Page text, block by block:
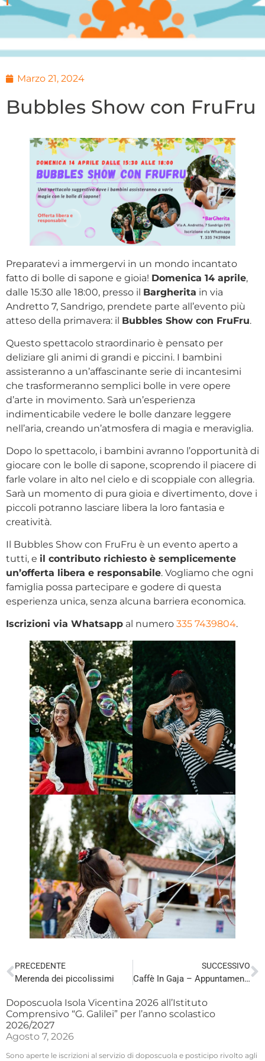
Marzo 21, 2024
Bubbles Show con FruFru
Preparatevi a immergervi in un mondo incantato
fatto di bolle di sapone e gioia! Domenica 14 aprile,
dalle 15:30 alle 18:00, presso il Bargherita in via
Andretto 7, Sandrigo, prendete parte all’evento più
atteso della primavera: il Bubbles Show con FruFru.
Questo spettacolo straordinario è pensato per
deliziare gli animi di grandi e piccini. I bambini
assisteranno a un’affascinante serie di incantesimi
che trasformeranno semplici bolle in vere opere
d’arte in movimento. Sarà un’esperienza
indimenticabile vedere le bolle danzare leggere
nell’aria, creando un’atmosfera di magia e meraviglia.
Dopo lo spettacolo, i bambini avranno l’opportunità di
giocare con le bolle di sapone, scoprendo il piacere di
farle volare in alto nel cielo e di scoppiale con allegria.
Sarà un momento di pura gioia e divertimento, dove i
piccoli potranno lasciare libera la loro fantasia e
creatività.
Il Bubbles Show con FruFru è un evento aperto a
tutti, e il contributo richiesto è semplicemente
un’offerta libera e responsabile. Vogliamo che ogni
famiglia possa partecipare e godere di questa
esperienza unica, senza alcuna barriera economica.
Iscrizioni via Whatsapp al numero 335 7439804.
PRECEDENTE
Merenda dei piccolissimi
SUCCESSIVO
Caffè In Gaja – Appuntamenti di aprile
Doposcuola Isola Vicentina 2026 all’Istituto
Comprensivo “G. Galilei” per l’anno scolastico
2026/2027
Agosto 7, 2026
Sono aperte le iscrizioni al servizio di doposcuola e posticipo rivolto agli